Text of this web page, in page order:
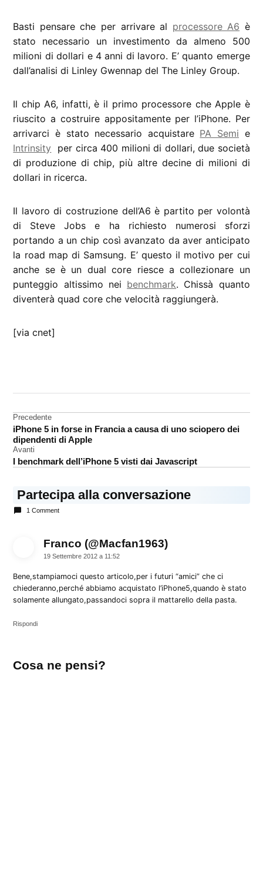
Basti pensare che per arrivare al processore A6 è
stato necessario un investimento da almeno 500
milioni di dollari e 4 anni di lavoro. E’ quanto emerge
dall’analisi di Linley Gwennap del The Linley Group.
Il chip A6, infatti, è il primo processore che Apple è
riuscito a costruire appositamente per l’iPhone. Per
arrivarci è stato necessario acquistare PA Semi e
Intrinsity per circa 400 milioni di dollari, due società
di produzione di chip, più altre decine di milioni di
dollari in ricerca.
Il lavoro di costruzione dell’A6 è partito per volontà
di Steve Jobs e ha richiesto numerosi sforzi
portando a un chip così avanzato da aver anticipato
la road map di Samsung. E’ questo il motivo per cui
anche se è un dual core riesce a collezionare un
punteggio altissimo nei benchmark. Chissà quanto
diventerà quad core che velocità raggiungerà.
[via cnet]
processore
Navigazione
articoli
Precedente
iPhone 5 in forse in Francia a causa di uno sciopero dei
dipendenti di Apple
Avanti
I benchmark dell’iPhone 5 visti dai Javascript
Partecipa alla conversazione
1 Comment
Franco (@Macfan1963)dice:
19 Settembre 2012 a 11:52
Bene,stampiamoci questo articolo,per i futuri “amici” che ci
chiederanno,perché abbiamo acquistato l’iPhone5,quando è stato
solamente allungato,passandoci sopra il mattarello della pasta.
Rispondi
un
Cosa ne pensi?